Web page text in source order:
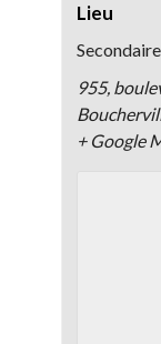
Lieu
955,
+ Google